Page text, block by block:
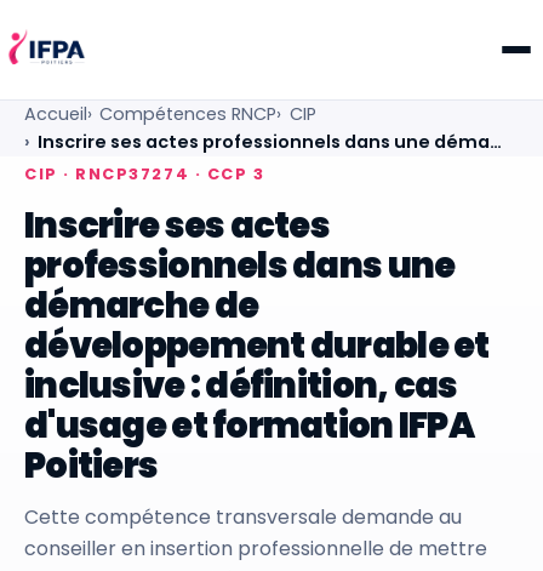
IFPA Poitiers — Centre de formation professionnelle
Accueil Compétences RNCP CIP
Inscrire ses actes professionnels dans une déma…
CIP · RNCP37274 · CCP 3
Inscrire ses actes
professionnels dans une
démarche de
développement durable et
inclusive : définition, cas
d'usage et formation IFPA
Poitiers
Cette compétence transversale demande au
conseiller en insertion professionnelle de mettre